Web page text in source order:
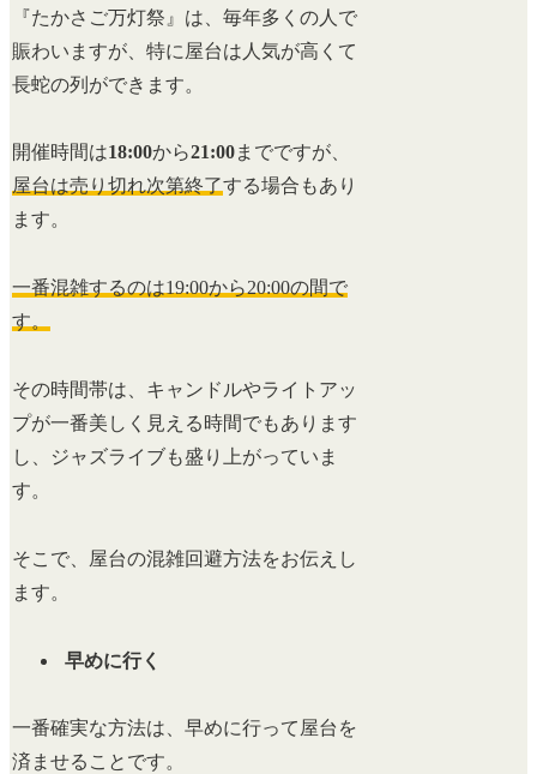
『たかさご万灯祭』は、毎年多くの人で
賑わいますが、特に屋台は人気が高くて
長蛇の列ができます。
開催時間は18:00から21:00までですが、
屋台は売り切れ次第終了する場合もあり
ます。
一番混雑するのは19:00から20:00の間で
す。
その時間帯は、キャンドルやライトアッ
プが一番美しく見える時間でもあります
し、ジャズライブも盛り上がっていま
す。
そこで、屋台の混雑回避方法をお伝えし
ます。
早めに行く
一番確実な方法は、早めに行って屋台を
済ませることです。